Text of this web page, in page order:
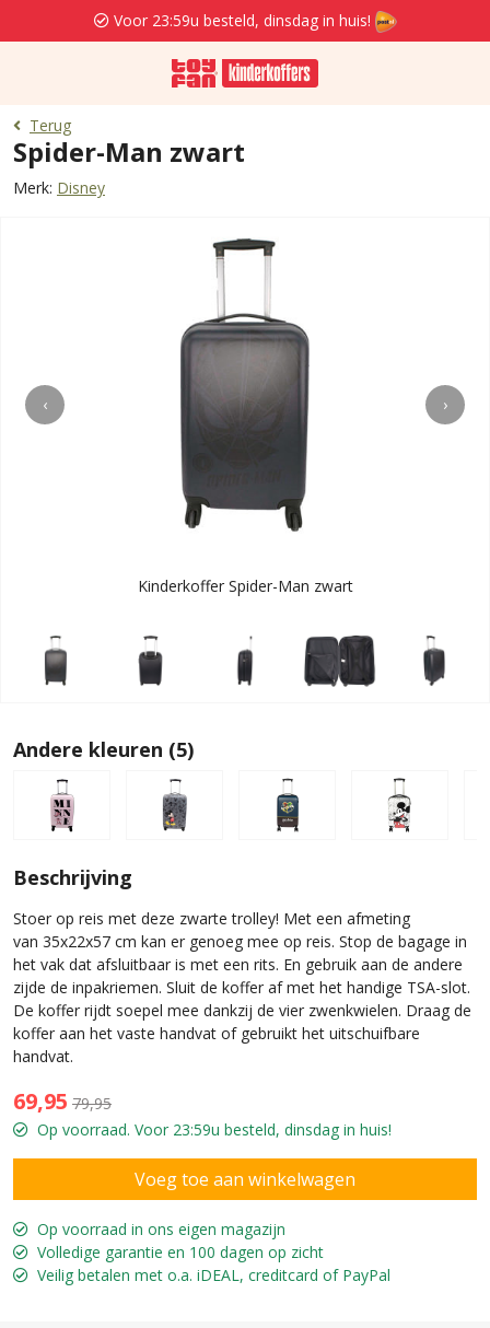
Voor 23:59u besteld, dinsdag in huis!
Terug
Spider-Man zwart
Merk: Disney
‹ ›
Kinderkoffer Spider-Man zwart
Andere kleuren (5)
Beschrijving
Stoer op reis met deze zwarte trolley! Met een afmeting
van 35x22x57 cm kan er genoeg mee op reis. Stop de bagage in
het vak dat afsluitbaar is met een rits. En gebruik aan de andere
zijde de inpakriemen. Sluit de koffer af met het handige TSA-slot.
De koffer rijdt soepel mee dankzij de vier zwenkwielen. Draag de
koffer aan het vaste handvat of gebruikt het uitschuifbare
handvat.
69,95 79,95
Op voorraad. Voor 23:59u besteld, dinsdag in huis!
Op voorraad in ons eigen magazijn
Volledige garantie en 100 dagen op zicht
Veilig betalen met o.a. iDEAL, creditcard of PayPal